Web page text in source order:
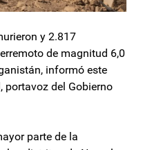
y 2.817
de magnitud 6,0
informó este
portavoz del Gobierno
parte de la